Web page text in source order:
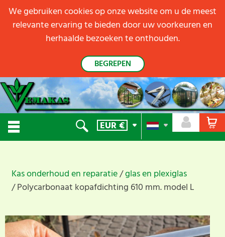
EUR€
Kas onderhoud en reparatie glas en plexiglas
Polycarbonaat kopafdichting 610 mm. model L
We gebruiken cookies op onze website om u de meest
relevante ervaring te bieden door uw voorkeuren en
herhaalde bezoeken te onthouden.
BEGREPEN